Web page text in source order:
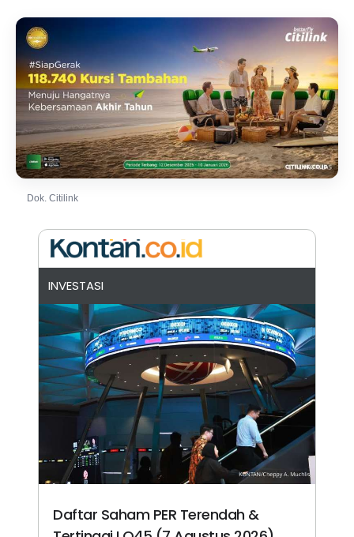
Dok. Citilink
INVESTASI
Daftar Saham PER Terendah &